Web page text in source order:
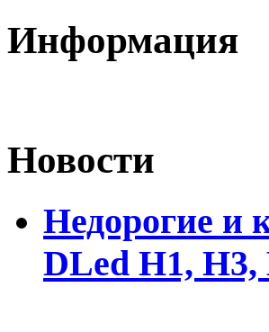
Информация
Новости
Недорогие и
DLed Н1, Н3,